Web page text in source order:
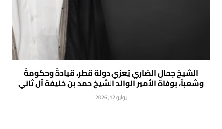
الشيخ جمال الضاري يُعزي دولة قطر، قيادةً وحكومةً
وشعباً، بوفاة الأمير الوالد الشيخ حمد بن خليفة آل ثاني
يوليو 12, 2026